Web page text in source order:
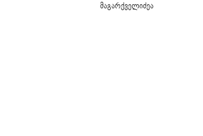
მაგარქველიძეა